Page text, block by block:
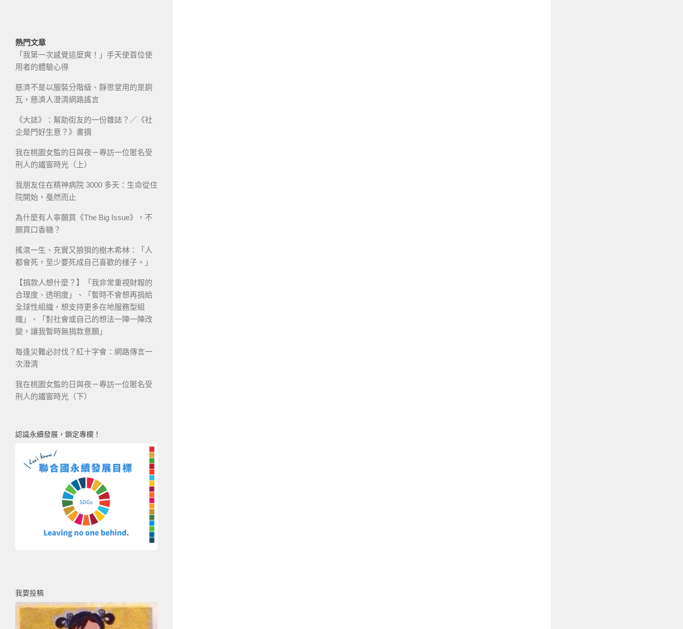
熱門文章
「我第一次感覺這麼爽！」手天使首位使
用者的體驗心得
慈濟不是以服裝分階級、靜思堂用的是銅
瓦，慈濟人澄清網路謠言
《大誌》：幫助街友的一份雜誌？／《社
企是門好生意？》書摘
我在桃園女監的日與夜－專訪一位匿名受
刑人的鐵窗時光（上）
我朋友住在精神病院 3000 多天：生命從住
院開始，戞然而止
為什麼有人寧願買《The Big Issue》，不
願買口香糖？
搖滾一生、充實又狼狽的樹木希林：「人
都會死，至少要死成自己喜歡的樣子。」
【捐款人想什麼？】「我非常重視財報的
合理度、透明度」、「暫時不會想再捐給
全球性組織，想支持更多在地服務型組
織」、「對社會或自己的想法一陣一陣改
變，讓我暫時無捐款意願」
每逢災難必討伐？紅十字會：網路傳言一
次澄清
我在桃園女監的日與夜－專訪一位匿名受
刑人的鐵窗時光（下）
認識永續發展，鎖定專欄！
我要投稿